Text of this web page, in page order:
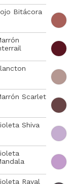
Bitácora
Scarlet
Shiva
Raval